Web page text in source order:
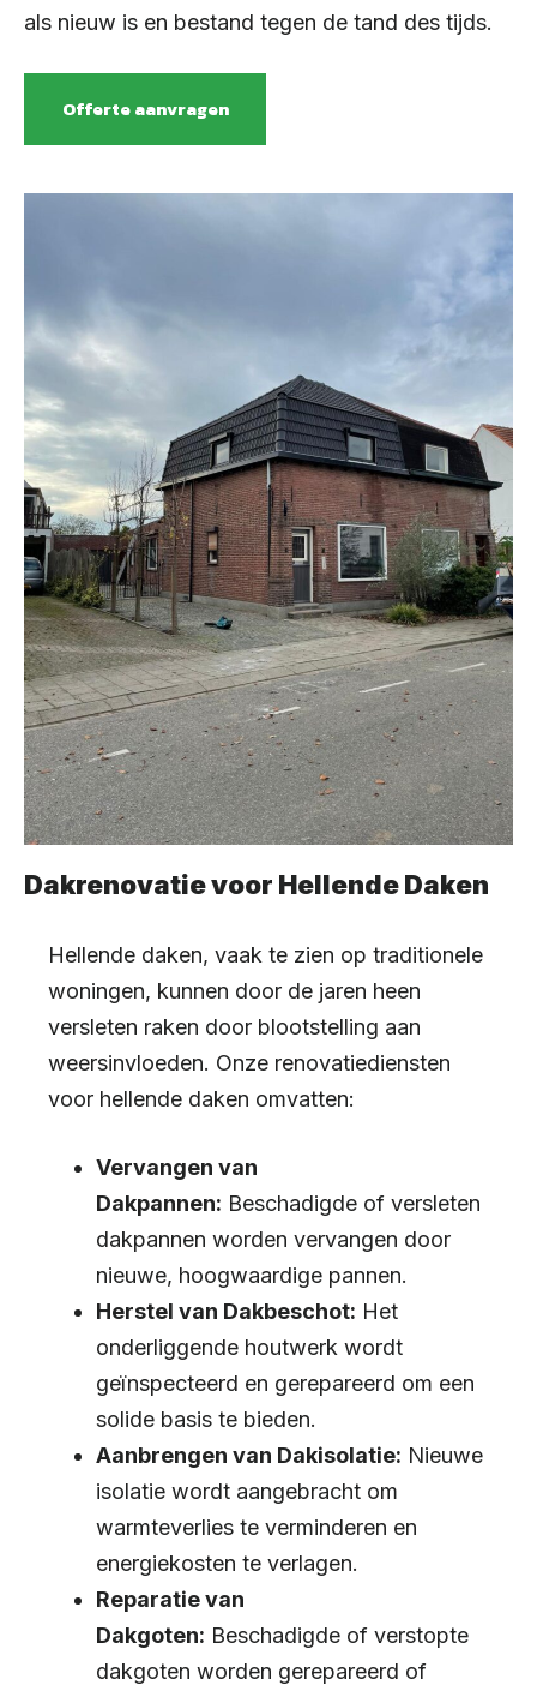
als nieuw is en bestand tegen de tand des tijds.
Offerte aanvragen
Dakrenovatie voor Hellende Daken
Hellende daken, vaak te zien op traditionele
woningen, kunnen door de jaren heen
versleten raken door blootstelling aan
weersinvloeden. Onze renovatiediensten
voor hellende daken omvatten:
Vervangen van
Dakpannen: Beschadigde of versleten
dakpannen worden vervangen door
nieuwe, hoogwaardige pannen.
Herstel van Dakbeschot: Het
onderliggende houtwerk wordt
geïnspecteerd en gerepareerd om een
solide basis te bieden.
Aanbrengen van Dakisolatie: Nieuwe
isolatie wordt aangebracht om
warmteverlies te verminderen en
energiekosten te verlagen.
Reparatie van
Dakgoten: Beschadigde of verstopte
dakgoten worden gerepareerd of